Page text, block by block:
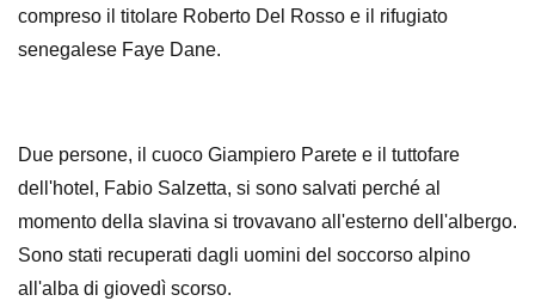
compreso il titolare Roberto Del Rosso e il rifugiato
senegalese Faye Dane.
Due persone, il cuoco Giampiero Parete e il tuttofare
dell'hotel, Fabio Salzetta, si sono salvati perché al
momento della slavina si trovavano all'esterno dell'albergo.
Sono stati recuperati dagli uomini del soccorso alpino
all'alba di giovedì scorso.